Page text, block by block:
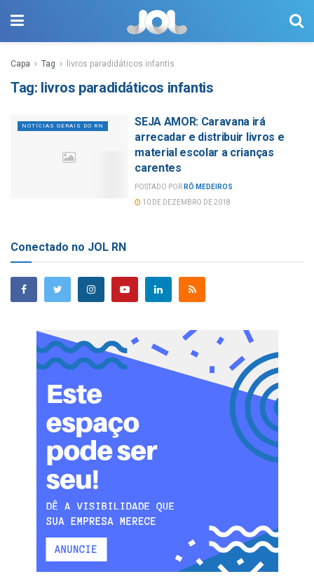
Capa Tag livros paradidáticos infantis
Tag: livros paradidáticos infantis
NOTÍCIAS GERAIS DO RN
SEJA AMOR: Caravana irá
arrecadar e distribuir livros e
material escolar a crianças
carentes
POSTADO POR RÔ MEDEIROS
10 DE DEZEMBRO DE 2018
Conectado no JOL RN